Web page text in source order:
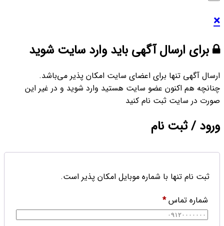
×
برای ارسال آگهی باید وارد سایت شوید
ارسال آگهی تنها برای اعضای سایت امکان پذیر می‌باشد.
چنانچه هم‌ اکنون عضو سایت هستید وارد شوید و در غیر این
صورت در سایت ثبت نام کنید
ورود / ثبت نام
ثبت نام تنها با شماره موبایل امکان پذیر است.
شماره تماس*